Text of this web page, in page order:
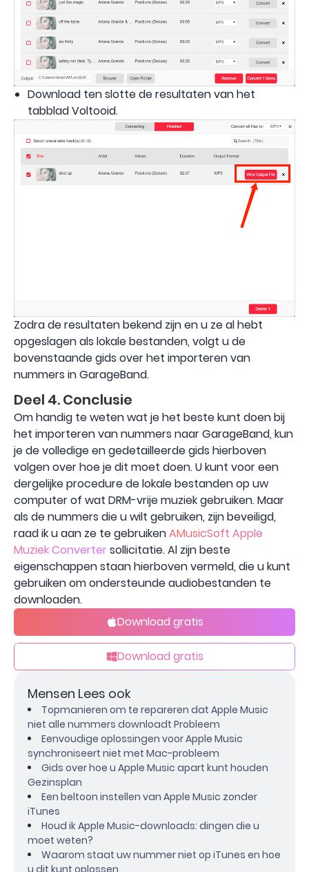
Download ten slotte de resultaten van het
tabblad Voltooid.
Zodra de resultaten bekend zijn en u ze al hebt
opgeslagen als lokale bestanden, volgt u de
bovenstaande gids over het importeren van
nummers in GarageBand.
Deel 4. Conclusie
Om handig te weten wat je het beste kunt doen bij
het importeren van nummers naar GarageBand, kun
je de volledige en gedetailleerde gids hierboven
volgen over hoe je dit moet doen. U kunt voor een
dergelijke procedure de lokale bestanden op uw
computer of wat DRM-vrije muziek gebruiken. Maar
als de nummers die u wilt gebruiken, zijn beveiligd,
raad ik u aan ze te gebruikenAMusicSoft Apple
Muziek Converter sollicitatie. Al zijn beste
eigenschappen staan ​​hierboven vermeld, die u kunt
gebruiken om ondersteunde audiobestanden te
downloaden.
Download gratis
Download gratis
Mensen Lees ook
Topmanieren om te repareren dat Apple Music
niet alle nummers downloadt Probleem
Eenvoudige oplossingen voor Apple Music
synchroniseert niet met Mac-probleem
Gids over hoe u Apple Music apart kunt houden
Gezinsplan
Een beltoon instellen van Apple Music zonder
iTunes
Houd ik Apple Music-downloads: dingen die u
moet weten?
Waarom staat uw nummer niet op iTunes en hoe
u dit kunt oplossen